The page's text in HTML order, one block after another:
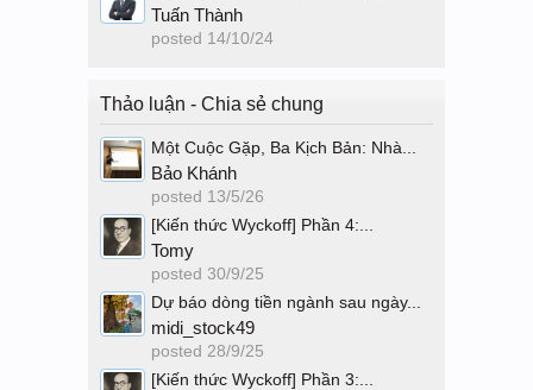
Tuấn Thành
posted 14/10/24
Thảo luận - Chia sẻ chung
Một Cuộc Gặp, Ba Kịch Bản: Nhà...
Bảo Khánh
posted 13/5/26
[Kiến thức Wyckoff] Phần 4:...
Tomy
posted 30/9/25
Dự báo dòng tiền ngành sau ngày...
midi_stock49
posted 28/9/25
[Kiến thức Wyckoff] Phần 3:...